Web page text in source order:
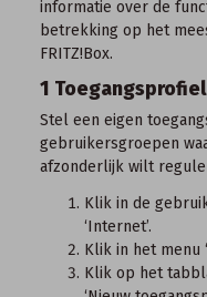
informatie over de
betrekking op het
FRITZ!Box.
1
Stel een eigen
gebruikersgroepen
afzonderlijk wilt
Klik in de
‘Internet’.
Klik in het menu
Klik op het